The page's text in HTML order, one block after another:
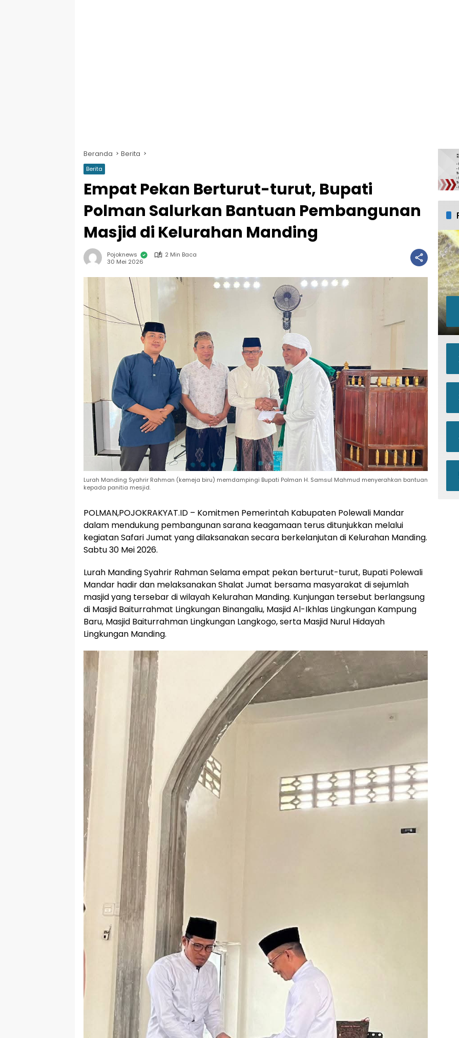
Beranda Berita
Berita
Empat Pekan Berturut-turut, Bupati
Polman Salurkan Bantuan Pembangunan
Masjid di Kelurahan Manding
Pojoknews
2 Min Baca
30 Mei 2026
Lurah Manding Syahrir Rahman (kemeja biru) memdampingi Bupati Polman H. Samsul Mahmud menyerahkan bantuan
kepada panitia mesjid.
POLMAN,POJOKRAKYAT.ID – Komitmen Pemerintah Kabupaten Polewali Mandar
dalam mendukung pembangunan sarana keagamaan terus ditunjukkan melalui
kegiatan Safari Jumat yang dilaksanakan secara berkelanjutan di Kelurahan Manding.
Sabtu 30 Mei 2026.
Lurah Manding Syahrir Rahman Selama empat pekan berturut-turut, Bupati Polewali
Mandar hadir dan melaksanakan Shalat Jumat bersama masyarakat di sejumlah
masjid yang tersebar di wilayah Kelurahan Manding. Kunjungan tersebut berlangsung
di Masjid Baiturrahmat Lingkungan Binangaliu, Masjid Al-Ikhlas Lingkungan Kampung
Baru, Masjid Baiturrahman Lingkungan Langkogo, serta Masjid Nurul Hidayah
Lingkungan Manding.